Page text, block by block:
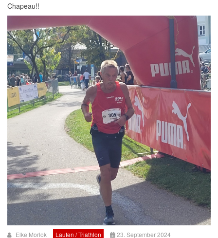
Chapeau!!
Elke Morlok Laufen / Triathlon
23. September 2024